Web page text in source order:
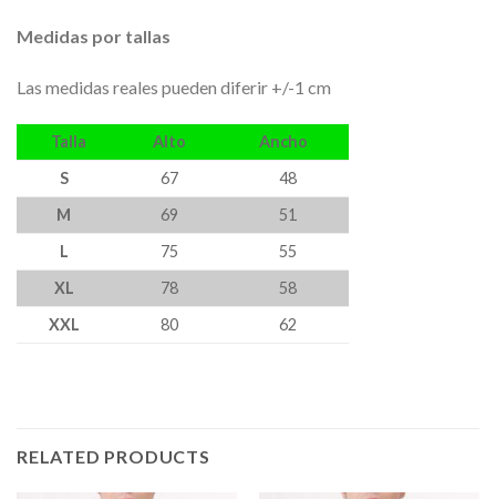
Medidas por tallas
Las medidas reales pueden diferir +/-1 cm
Talla Alto
Ancho
S
67
48
M
69
51
L
75
55
XL
78
58
XXL
80 62
RELATED PRODUCTS